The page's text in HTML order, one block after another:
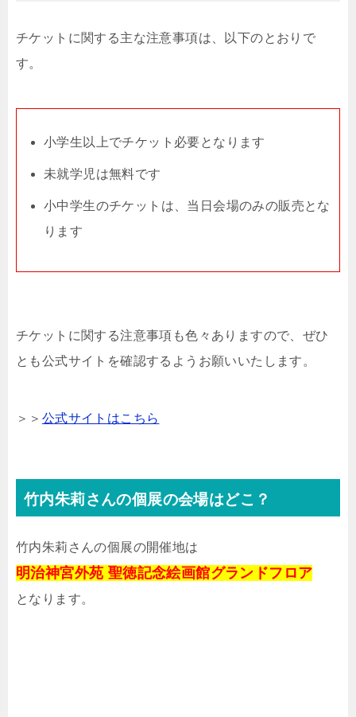
チケットに関する主な注意事項は、以下のとおりで
す。
小学生以上でチケット必要となります
未就学児は無料です
小中学生のチケットは、当日会場のみの販売とな
ります
チケットに関する注意事項も色々ありますので、ぜひ
とも公式サイトを確認するようお願いいたします。
＞＞ 公式サイトはこちら
竹内朱莉さんの個展の会場はどこ？
竹内朱莉さんの個展の開催地は
明治神宮外苑 聖徳記念絵画館グランドフロア
となります。